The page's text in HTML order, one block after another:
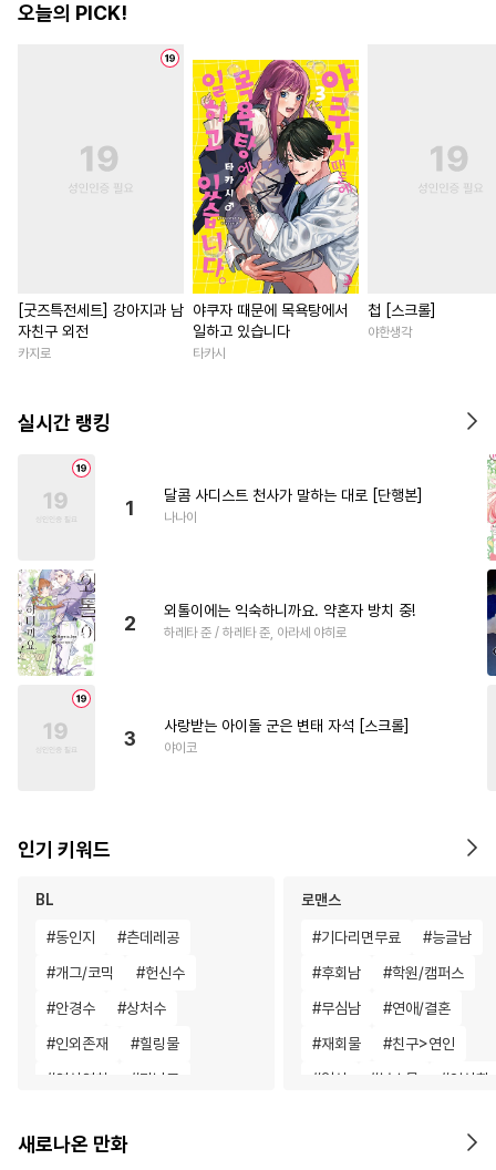
오늘의 PICK!
[굿즈특전세트] 강아지과 남
자친구 외전
카지로
야쿠자 때문에 목욕탕에서
일하고 있습니다
타카시
첩 [스크롤]
야한생각
실시간 랭킹
1
달콤 사디스트 천사가 말하는 대로 [단행본]
나나이
2
외톨이에는 익숙하니까요. 약혼자 방치 중!
하레타 준 / 하레타 준, 아라세 야히로
3
사랑받는 아이돌 군은 변태 자석 [스크롤]
야이코
인기 키워드
BL
#동인지 #츤데레공
#개그/코믹 #헌신수
#안경수 #상처수
#인외존재 #힐링물
#연상연하 #미남공
#조폭공 #강수
로맨스
#기다리면무료 #능글남
#후회남 #학원/캠퍼스
#무심남 #연애/결혼
#재회물 #친구>연인
#일상 #복수물 #영상화
새로나온 만화